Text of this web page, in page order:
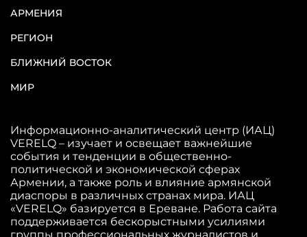
АРМЕНИЯ
РЕГИОН
БЛИЖНИЙ ВОСТОК
МИР
Информационно-аналитический центр (ИАЦ)
VERELQ – изучает и освещает важнейшие
события и тенденции в общественно-
политической и экономической сферах
Армении, а также роль и влияние армянской
диаспоры в различных странах мира. ИАЦ
«VERELQ» базируется в Ереване. Работа сайта
поддерживается бескорыстными усилиями